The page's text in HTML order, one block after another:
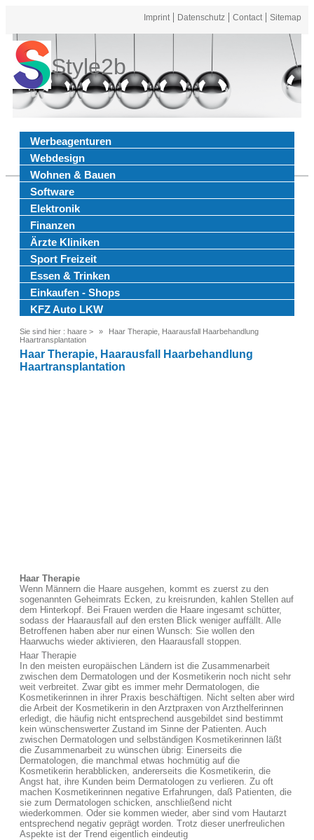
Imprint Datenschutz Contact Sitemap
Style2b
Werbeagenturen
Webdesign
Wohnen & Bauen
Software
Elektronik
Finanzen
Ärzte Kliniken
Sport Freizeit
Essen & Trinken
Einkaufen - Shops
KFZ Auto LKW
Sie sind hier : haare >
Haar Therapie, Haarausfall Haarbehandlung
Haartransplantation
Haar Therapie, Haarausfall Haarbehandlung
Haartransplantation
Haar Therapie
Wenn Männern die Haare ausgehen, kommt es zuerst zu den
sogenannten Geheimrats Ecken, zu kreisrunden, kahlen Stellen auf
dem Hinterkopf. Bei Frauen werden die Haare ingesamt schütter,
sodass der Haarausfall auf den ersten Blick weniger auffällt. Alle
Betroffenen haben aber nur einen Wunsch: Sie wollen den
Haarwuchs wieder aktivieren, den Haarausfall stoppen.
Haar Therapie
In den meisten europäischen Ländern ist die Zusammenarbeit
zwischen dem Dermatologen und der Kosmetikerin noch nicht sehr
weit verbreitet. Zwar gibt es immer mehr Dermatologen, die
Kosmetikerinnen in ihrer Praxis beschäftigen. Nicht selten aber wird
die Arbeit der Kosmetikerin in den Arztpraxen von Arzthelferinnen
erledigt, die häufig nicht entsprechend ausgebildet sind bestimmt
kein wünschenswerter Zustand im Sinne der Patienten. Auch
zwischen Dermatologen und selbständigen Kosmetikerinnen läßt
die Zusammenarbeit zu wünschen übrig: Einerseits die
Dermatologen, die manchmal etwas hochmütig auf die
Kosmetikerin herabblicken, andererseits die Kosmetikerin, die
Angst hat, ihre Kunden beim Dermatologen zu verlieren. Zu oft
machen Kosmetikerinnen negative Erfahrungen, daß Patienten, die
sie zum Dermatologen schicken, anschließend nicht
wiederkommen. Oder sie kommen wieder, aber sind vom Hautarzt
entsprechend negativ geprägt worden. Trotz dieser unerfreulichen
Aspekte ist der Trend eigentlich eindeutig